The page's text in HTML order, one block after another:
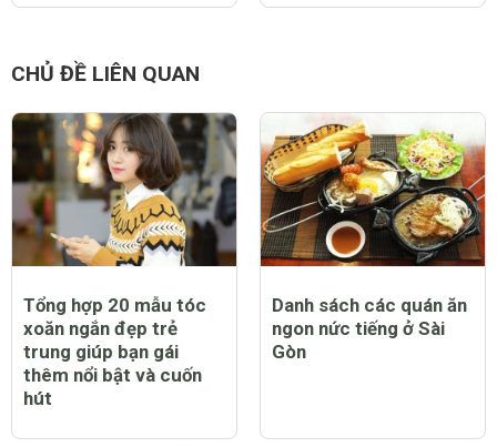
CHỦ ĐỀ LIÊN QUAN
Tổng hợp 20 mẫu tóc
xoăn ngắn đẹp trẻ
trung giúp bạn gái
thêm nổi bật và cuốn
hút
Danh sách các quán ăn
ngon nức tiếng ở Sài
Gòn